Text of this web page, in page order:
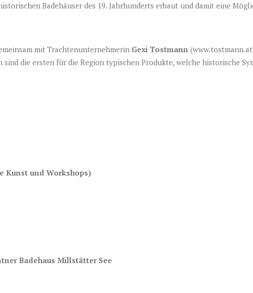
Badehäuser des 19. Jahrhunderts erbaut und damit eine
mit Trachtenunternehmerin Gexi Tostmann (www.tostmann.at
die ersten für die Region typischen Produkte, welche historische
Kunst und Workshops)
Badehaus Millstätter See